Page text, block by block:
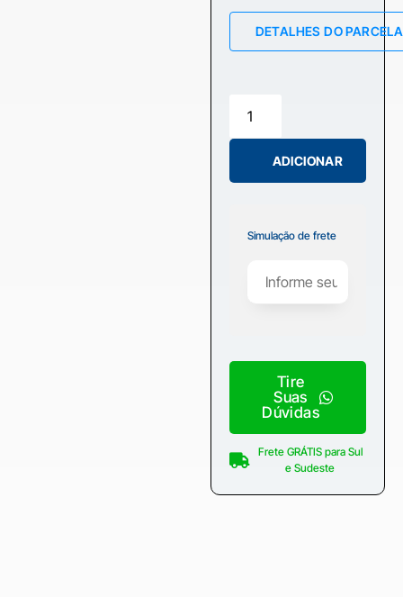
DETALHES DO
ADICIONAR
Simulação de frete
Tire
Suas
Dúvidas
Frete GRÁTIS para Sul
e Sudeste